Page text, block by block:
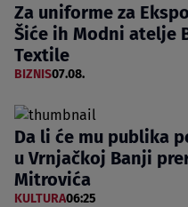
Za uniforme za
Šiće ih Modni atelje
Textile
BIZNIS07.08.
Da li će mu publika
u Vrnjačkoj Banji
Mitrovića
KULTURA06:25